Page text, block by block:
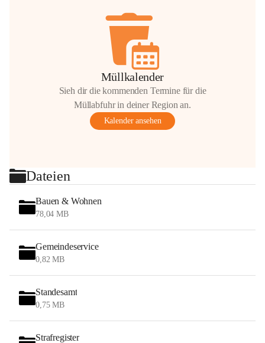
Müllkalender
Sieh dir die kommenden Termine für die
Müllabfuhr in deiner Region an.
Kalender ansehen
Dateien
Bauen & Wohnen
78,04 MB
Gemeindeservice
0,82 MB
Standesamt
0,75 MB
Strafregister